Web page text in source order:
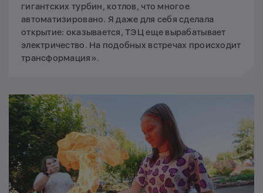
гигантских турбин, котлов, что многое
автоматизировано. Я даже для себя сделала
открытие: оказывается, ТЭЦ еще вырабатывает
электричество. На подобных встречах происходит
трансформация».